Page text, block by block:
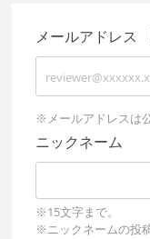
メールアドレス
※メールアドレスは
ニックネーム
※15文字まで。
※ニックネームの投